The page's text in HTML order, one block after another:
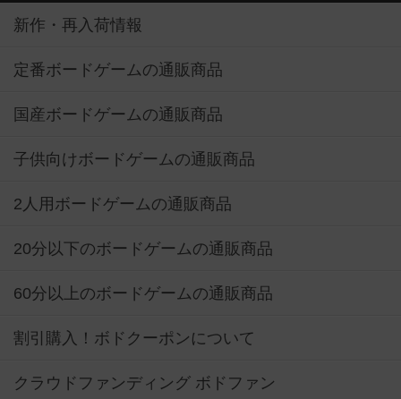
新作・再入荷情報
定番ボードゲームの通販商品
国産ボードゲームの通販商品
子供向けボードゲームの通販商品
2人用ボードゲームの通販商品
20分以下のボードゲームの通販商品
60分以上のボードゲームの通販商品
割引購入！ボドクーポンについて
クラウドファンディング ボドファン